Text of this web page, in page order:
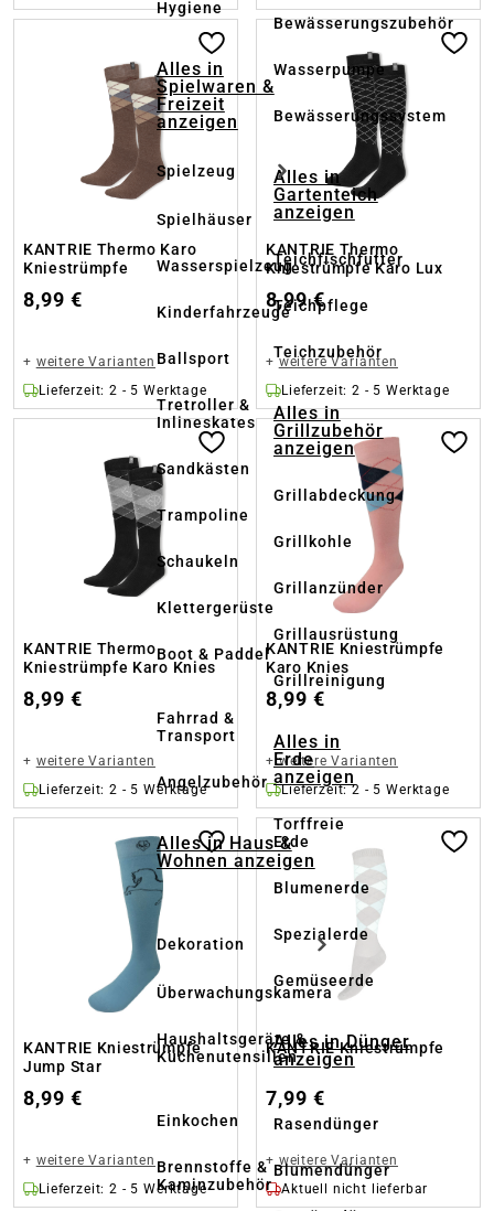
Hygiene
Alles in
Spielwaren &
Freizeit
anzeigen
Spielzeug
Spielhäuser
Wasserspielzeug
Kinderfahrzeuge
Ballsport
Tretroller &
Inlineskates
Sandkästen
Trampoline
Schaukeln
Klettergerüste
Boot & Paddel
Fahrrad &
Transport
Angelzubehör
Alles in Haus &
Wohnen anzeigen
Dekoration
Überwachungskamera
Haushaltsgeräte &
Küchenutensilien
Einkochen
Brennstoffe &
Kaminzubehör
Bewässerungszubehör
Wasserpumpe
Bewässerungssystem
Alles in
Gartenteich
anzeigen
Teichfischfutter
Teichpflege
Teichzubehör
Alles in
Grillzubehör
anzeigen
Grillabdeckung
Grillkohle
Grillanzünder
Grillausrüstung
Grillreinigung
Alles in
Erde
anzeigen
Torffreie
Erde
Blumenerde
Spezialerde
Gemüseerde
Alles in Dünger
anzeigen
Rasendünger
Blumendünger
KANTRIE Thermo Karo
Kniestrümpfe
8,99 €
+ weitere Varianten
Lieferzeit: 2 - 5 Werktage
KANTRIE Thermo
Kniestrümpfe Karo Lux
8,99 €
+weitere Varianten
Lieferzeit: 2 - 5 Werktage
KANTRIE Thermo
Kniestrümpfe Karo Knies
8,99 €
+ weitere Varianten
Lieferzeit: 2 - 5 Werktage
KANTRIE Kniestrümpfe
Karo Knies
8,99 €
+weitere Varianten
Lieferzeit: 2 - 5 Werktage
KANTRIE Kniestrümpfe
Jump Star
8,99 €
+ weitere Varianten
Lieferzeit: 2 - 5 Werktage
KANTRIE Kniestrümpfe
7,99 €
+ weitere Varianten
Aktuell nicht lieferbar